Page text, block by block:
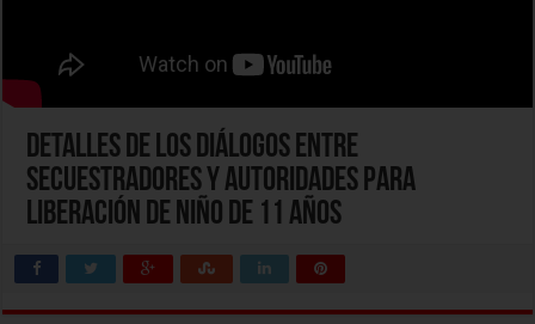
Detalles de los diálogos entre
secuestradores y autoridades para
liberación de niño de 11 años